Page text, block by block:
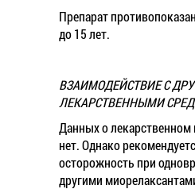
Препарат
до 15 лет.
ВЗАИМОДЕЙСТВИЕ С
ЛЕКАРСТВЕННЫМИ
Данных о лекарственном
нет. Однако
осторожность при
другими